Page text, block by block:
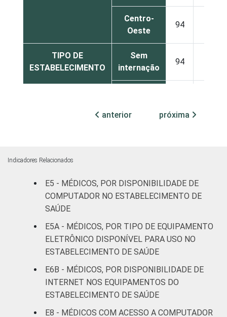
Centro-
Oeste
94
TIPO DE
ESTABELECIMENTO
Sem
internação
94
(até 50
90
(mais de
50 leitos)
apoio à
diagnose e
terapia
-
IDENTIFICAÇÃO DE
DE SAÚDE
UBS 97
anterior próxima
Indicadores Relacionados
E5 - MÉDICOS, POR DISPONIBILIDADE DE
COMPUTADOR NO ESTABELECIMENTO DE
SAÚDE
E5A - MÉDICOS, POR TIPO DE EQUIPAMENTO
ELETRÔNICO DISPONÍVEL PARA USO NO
ESTABELECIMENTO DE SAÚDE
E6B - MÉDICOS, POR DISPONIBILIDADE DE
INTERNET NOS EQUIPAMENTOS DO
ESTABELECIMENTO DE SAÚDE
E8 - MÉDICOS COM ACESSO A COMPUTADOR